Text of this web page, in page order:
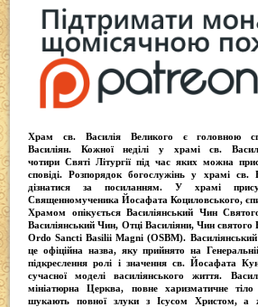
b
o
o
k
a
m p
p
Храм св. Василія Великого є головною
Василіян. Кожної неділі у храмі св.
чотириСвяті Літургії під час яких можна
сповіді.Розпорядок богослужінь у храмі св.
дізнатися за посиланням. У храмі
Священномученика Йосафата Коциловського,
Храмом опікуєтьсяВасиліянський Чин
Василіянський Чин, Отці Василіяни, Чин
Ordо Sancti Basilii Magni (OSBM).
це офіційна назва, яку прийнято на
підкреслення ролі і значення св. Йосафата
сучасної моделі василіянського життя.
мініатюрна Церква, повне харизматичне
шукають повної злуки з Iсусом Христом, а